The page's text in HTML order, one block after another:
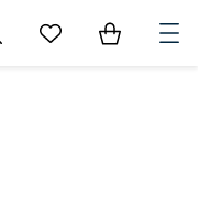
Go to My Favorites
Items in